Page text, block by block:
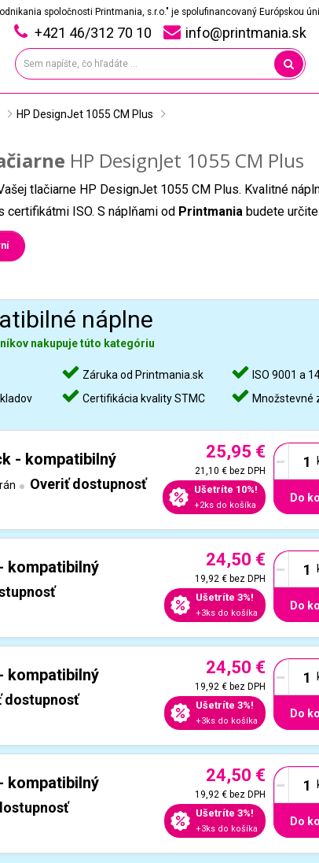
spoločnosti Printmania, s.r.o." je spolufinancovaný Európskou
+421 46/312 70 10 info@printmania.sk
HP DesignJet 1055 CM Plus
HP DesignJet 1055 CM Plus
tlačiarne HP DesignJet 1055 CM Plus. Kvalitné
certifikátmi ISO. S náplňami od Printmania budete
náplne
nakupuje túto kategóriu
Záruka od Printmania.sk
Certifikácia kvality STMC
ISO 9001 a
Množstevné
- kompatibilný
Overiť dostupnosť
25,95 €
21,10 €bez DPH
Ušetríte 10%!
+2ks do košíka
-
Do
kompatibilný 24,50 €
19,92 €bez DPH
Ušetríte 3%!
+3ks do košíka
-
Do
kompatibilný
dostupnosť
24,50 €
19,92 €bez DPH
Ušetríte 3%!
+3ks do košíka
-
Do
kompatibilný 24,50 €
19,92 €bez DPH
Ušetríte 3%!
+3ks do košíka
-
Do